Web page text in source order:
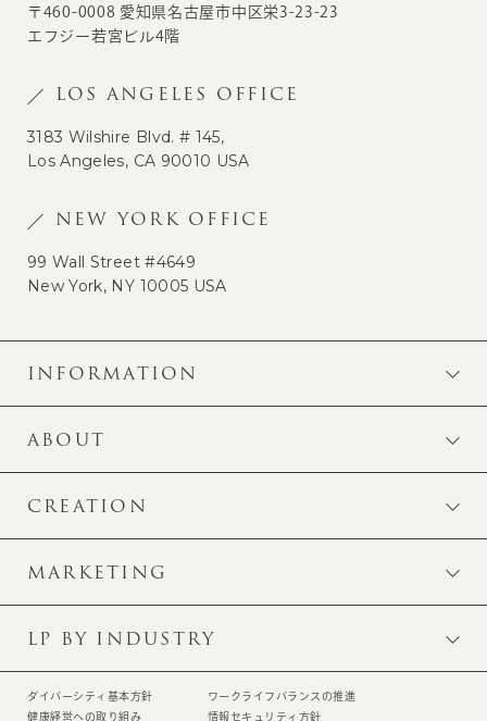
〒460-0008 愛知県名古屋市中区栄3-23-23
エフジー若宮ビル4階
LOS ANGELES OFFICE
3183 Wilshire Blvd. # 145,
Los Angeles, CA 90010 USA
NEW YORK OFFICE
99 Wall Street #4649
New York, NY 10005 USA
INFORMATION
ABOUT
CREATION
MARKETING
LP BY INDUSTRY
ダイバーシティ基本方針
ワークライフバランスの推進
健康経営への取り組み
情報セキュリティ方針